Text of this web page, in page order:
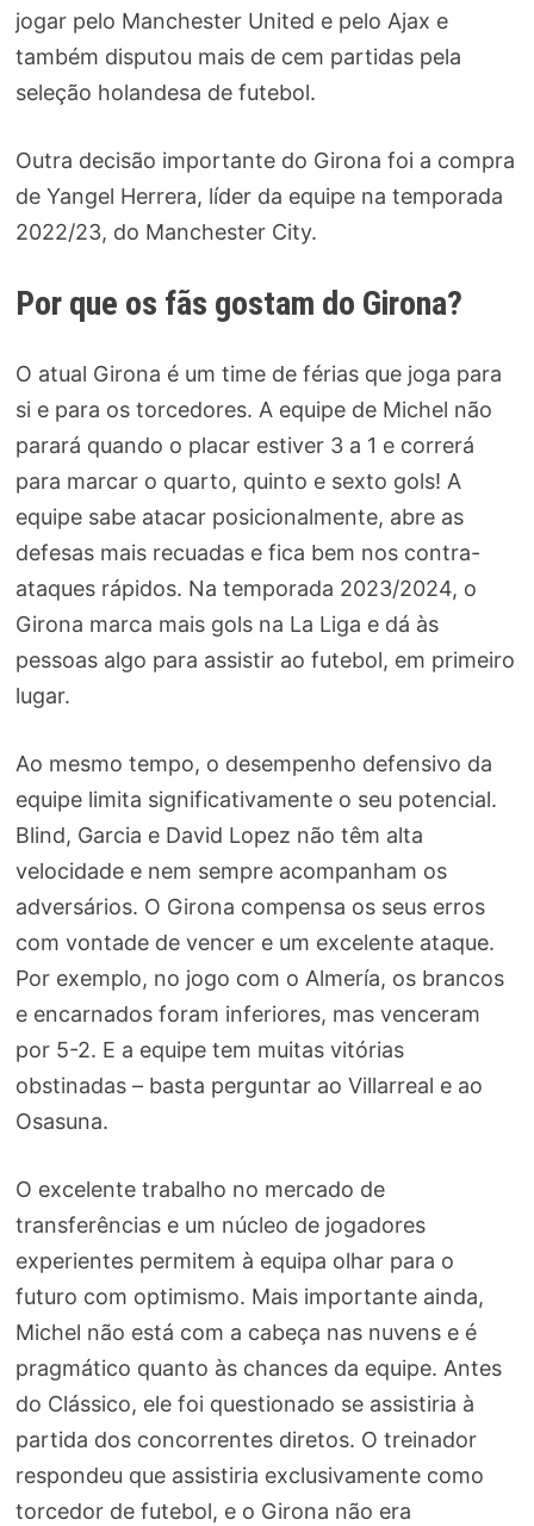
jogar pelo Manchester United e pelo Ajax e
também disputou mais de cem partidas pela
seleção holandesa de futebol.
Outra decisão importante do Girona foi a compra
de Yangel Herrera, líder da equipe na temporada
2022/23, do Manchester City.
Por que os fãs gostam do Girona?
O atual Girona é um time de férias que joga para
si e para os torcedores. A equipe de Michel não
parará quando o placar estiver 3 a 1 e correrá
para marcar o quarto, quinto e sexto gols! A
equipe sabe atacar posicionalmente, abre as
defesas mais recuadas e fica bem nos contra-
ataques rápidos. Na temporada 2023/2024, o
Girona marca mais gols na La Liga e dá às
pessoas algo para assistir ao futebol, em primeiro
lugar.
Ao mesmo tempo, o desempenho defensivo da
equipe limita significativamente o seu potencial.
Blind, Garcia e David Lopez não têm alta
velocidade e nem sempre acompanham os
adversários. O Girona compensa os seus erros
com vontade de vencer e um excelente ataque.
Por exemplo, no jogo com o Almería, os brancos
e encarnados foram inferiores, mas venceram
por 5-2. E a equipe tem muitas vitórias
obstinadas – basta perguntar ao Villarreal e ao
Osasuna.
O excelente trabalho no mercado de
transferências e um núcleo de jogadores
experientes permitem à equipa olhar para o
futuro com optimismo. Mais importante ainda,
Michel não está com a cabeça nas nuvens e é
pragmático quanto às chances da equipe. Antes
do Clássico, ele foi questionado se assistiria à
partida dos concorrentes diretos. O treinador
respondeu que assistiria exclusivamente como
torcedor de futebol, e o Girona não era